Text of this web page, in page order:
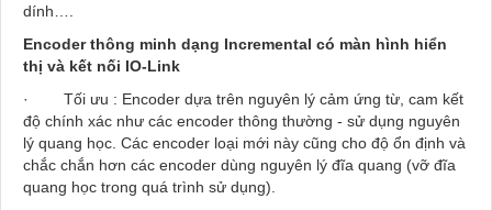
dính….
Encoder thông minh dạng Incremental có màn hình hiển
thị và kết nối IO-Link
·
Tối ưu : Encoder dựa trên nguyên lý cảm ứng từ, cam kết
độ chính xác như các encoder thông thường - sử dụng nguyên
lý quang học. Các encoder loại mới này cũng cho độ ổn định và
chắc chắn hơn các encoder dùng nguyên lý đĩa quang (vỡ đĩa
quang học trong quá trình sử dụng).